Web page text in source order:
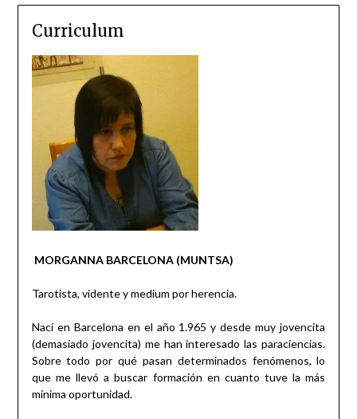
Curriculum
MORGANNA BARCELONA (MUNTSA)
Tarotista, vidente y medium por herencia.
Nací en Barcelona en el año 1.965 y desde muy jovencita
(demasiado jovencita) me han interesado las paraciencias.
Sobre todo por qué pasan determinados fenómenos, lo
que me llevó a buscar formación en cuanto tuve la más
mínima oportunidad.